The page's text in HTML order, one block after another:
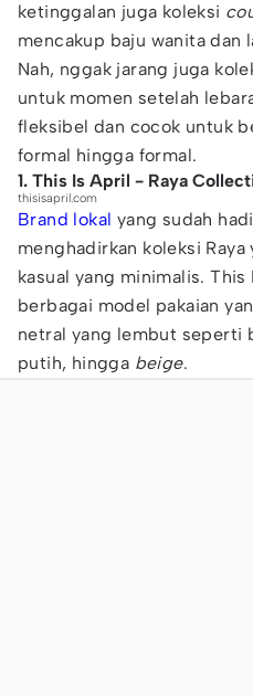
ketinggalan juga koleksi
mencakup baju wanita dan
Nah, nggak jarang juga
untuk momen setelah
fleksibel dan cocok untuk
formal hingga formal.
1. This Is April - Raya
thisisapril.com
Brand lokal yang sudah
menghadirkan koleksi
kasual yang minimalis. This
berbagai model pakaian
netral yang lembut seperti
putih, hingga beige.